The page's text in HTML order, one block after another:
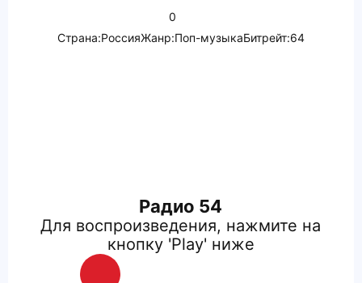
0
Страна:РоссияЖанр:Поп-музыкаБитрейт:64
Радио 54
Для воспроизведения, нажмите на
кнопку 'Play' ниже